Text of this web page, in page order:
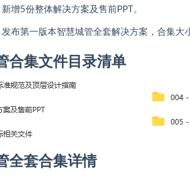
增5份整体解决方案及售前PPT。
布第一版本智慧城管全套解决方案，合集大
合集文件目录清单
全套合集详情